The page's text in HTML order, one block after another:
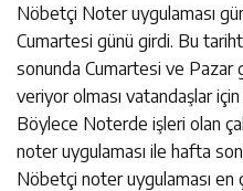
Nöbetçi Noter uygulaması
Cumartesi günü girdi. Bu
sonunda Cumartesi ve
veriyor olması vatandaşlar
Böylece Noterde işleri olan
noter uygulaması ile hafta
Nöbetçi noter uygulaması